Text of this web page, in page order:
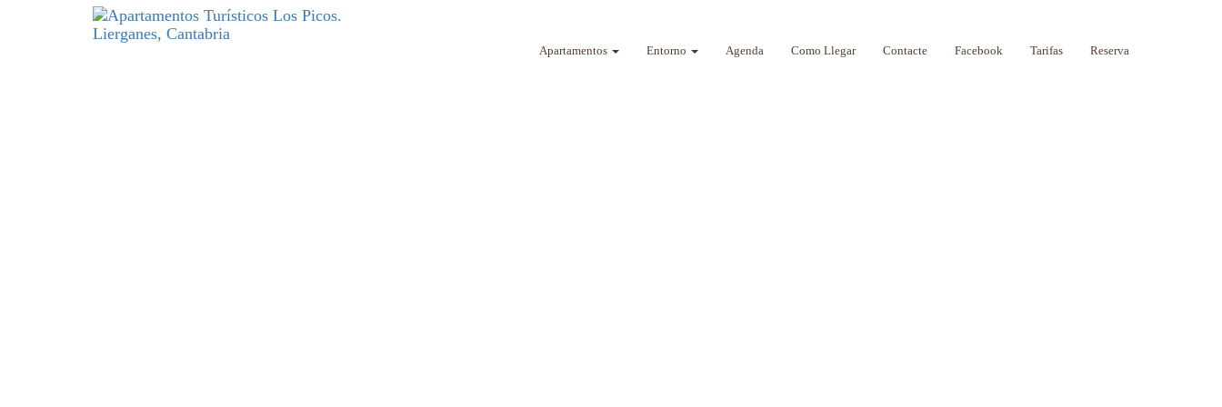
Apartamentos Entorno Agenda Como Llegar Contacte Facebook Tarifas Reserva